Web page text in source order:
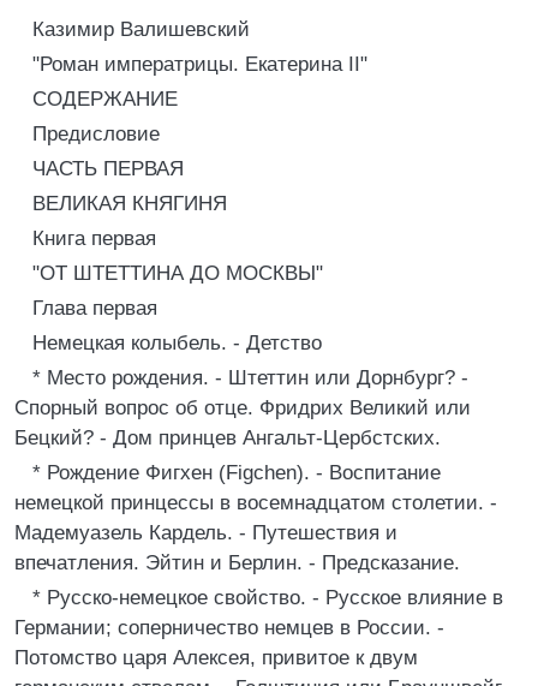
Казимир Валишевский
"Роман императрицы. Екатерина II"
СОДЕРЖАНИЕ
Предисловие
ЧАСТЬ ПЕРВАЯ
ВЕЛИКАЯ КНЯГИНЯ
Книга первая
"ОТ ШТЕТТИНА ДО МОСКВЫ"
Глава первая
Немецкая колыбель. - Детство
* Место рождения. - Штеттин или Дорнбург? -
Спорный вопрос об отце. Фридрих Великий или
Бецкий? - Дом принцев Ангальт-Цербстских.
* Рождение Фигхен (Figchen). - Воспитание
немецкой принцессы в восемнадцатом столетии. -
Мадемуазель Кардель. - Путешествия и
впечатления. Эйтин и Берлин. - Предсказание.
* Русско-немецкое свойство. - Русское влияние в
Германии; соперничество немцев в России. -
Потомство царя Алексея, привитое к двум